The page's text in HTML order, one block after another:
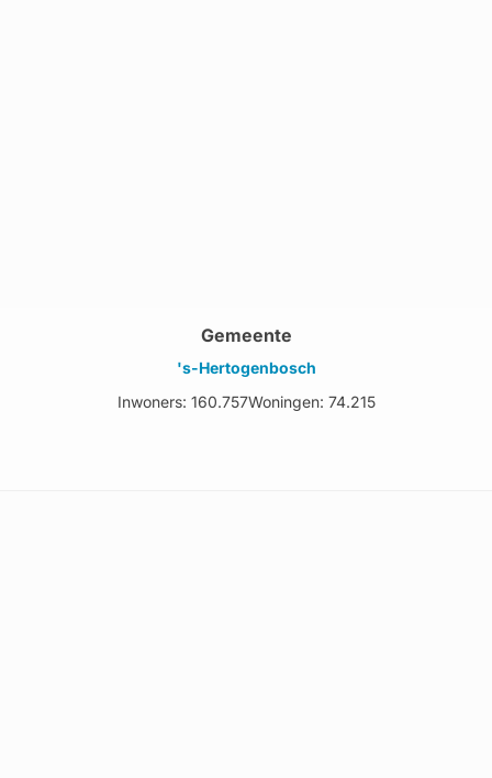
Gemeente
's-Hertogenbosch
Inwoners: 160.757Woningen: 74.215